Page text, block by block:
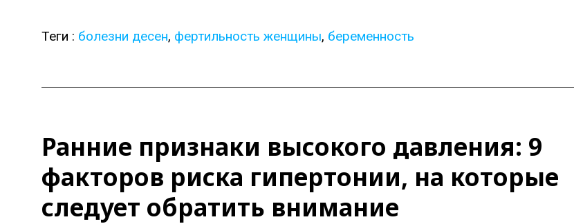
Теги : болезни десен, фертильность женщины, беременность
Ранние признаки высокого давления: 9
факторов риска гипертонии, на которые
следует обратить внимание